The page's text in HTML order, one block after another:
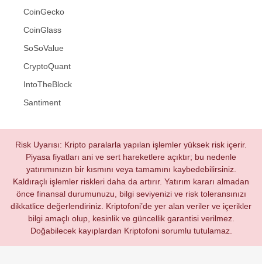
CoinGecko
CoinGlass
SoSoValue
CryptoQuant
IntoTheBlock
Santiment
Risk Uyarısı: Kripto paralarla yapılan işlemler yüksek risk içerir.
Piyasa fiyatları ani ve sert hareketlere açıktır; bu nedenle
yatırımınızın bir kısmını veya tamamını kaybedebilirsiniz.
Kaldıraçlı işlemler riskleri daha da artırır. Yatırım kararı almadan
önce finansal durumunuzu, bilgi seviyenizi ve risk toleransınızı
dikkatlice değerlendiriniz. Kriptofoni’de yer alan veriler ve içerikler
bilgi amaçlı olup, kesinlik ve güncellik garantisi verilmez.
Doğabilecek kayıplardan Kriptofoni sorumlu tutulamaz.